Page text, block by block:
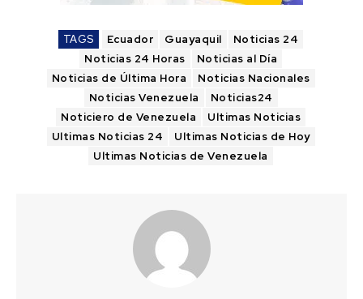
TAGS Ecuador Guayaquil
Noticias 24
Noticias 24 Horas
Noticias al Día
Noticias de Última Hora
Noticias Nacionales
Noticias Venezuela
Noticias24
Noticiero de Venezuela
Ultimas Noticias
Ultimas Noticias 24
Ultimas Noticias de Hoy
Ultimas Noticias de Venezuela